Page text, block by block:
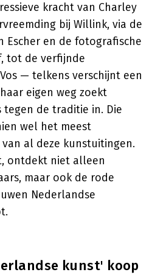
kracht van Charley
bij Willink, via de
Escher en de fotografische
tot de verfijnde
— telkens verschijnt een
eigen weg zoekt
tegen de traditie in. Die
wel het meest
al deze kunstuitingen.
ontdekt niet alleen
maar ook de rode
Nederlandse
kunst' koop